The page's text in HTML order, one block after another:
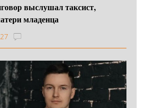
выслушал таксист,
младенца